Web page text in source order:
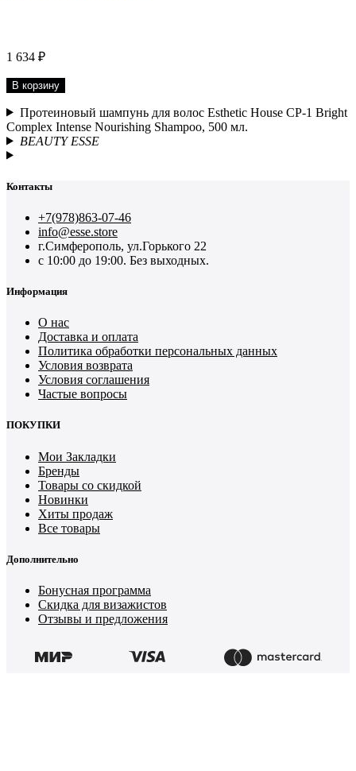
1 634 ₽
В корзину
Протеиновый шампунь для волос Esthetic House CP-1 Bright
Complex Intense Nourishing Shampoo, 500 мл.
BEAUTY ESSE
Контакты
+7(978)863-07-46
info@esse.store
г.Симферополь, ул.Горького 22
с 10:00 до 19:00. Без выходных.
Информация
О нас
Доставка и оплата
Политика обработки персональных данных
Условия возврата
Условия соглашения
Частые вопросы
ПОКУПКИ
Мои Закладки
Бренды
Товары со скидкой
Новинки
Хиты продаж
Все товары
Дополнительно
Бонусная программа
Скидка для визажистов
Отзывы и предложения